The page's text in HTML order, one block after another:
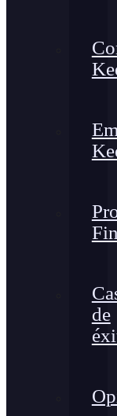
de